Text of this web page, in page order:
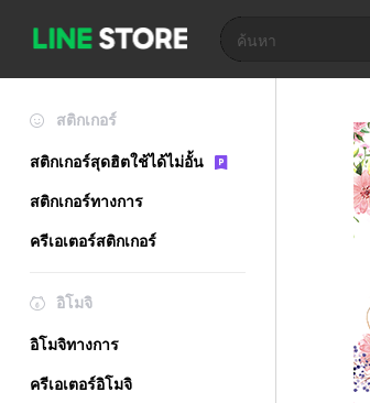
สติกเกอร์
สติกเกอร์สุดฮิตใช้ได้ไม่อั้น
สติกเกอร์ทางการ
ครีเอเตอร์สติกเกอร์
อิโมจิ
อิโมจิทางการ
ครีเอเตอร์อิโมจิ